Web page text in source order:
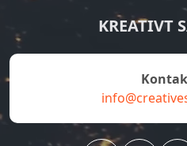
KREATIVT